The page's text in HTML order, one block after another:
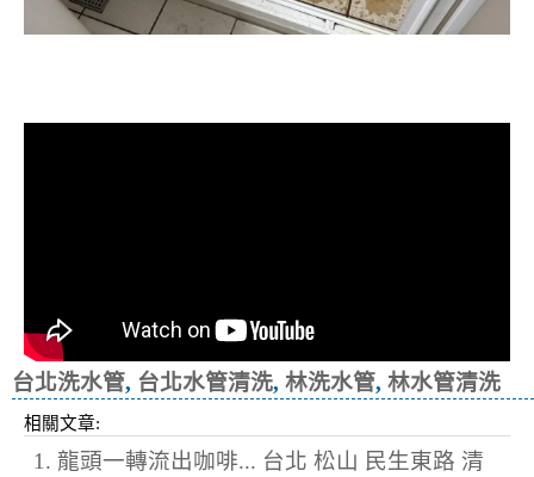
台北洗水管, 台北水管清洗, 林洗水管, 林水管清洗
相關文章:
1. 龍頭一轉流出咖啡... 台北 松山 民生東路 清